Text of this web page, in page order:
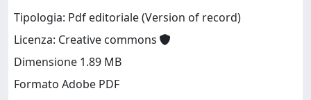
Tipologia: Pdf editoriale (Version of record)
Licenza: Creative commons
Dimensione 1.89 MB
Formato Adobe PDF